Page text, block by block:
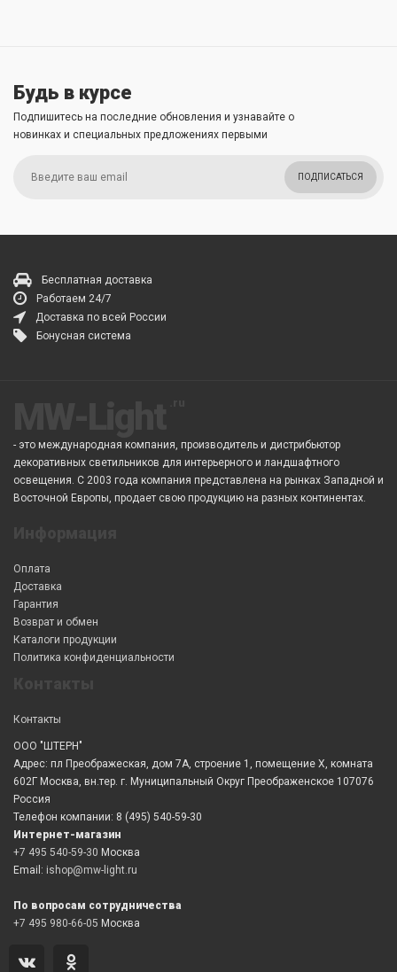
Будь в курсе
Подпишитесь на последние обновления и узнавайте о
новинках и специальных предложениях первыми
ПОДПИСАТЬСЯ
Бесплатная доставка
Работаем 24/7
Доставка по всей России
Бонусная система
- это международная компания, производитель и дистрибьютор
декоративных светильников для интерьерного и ландшафтного
освещения. С 2003 года компания представлена на рынках Западной и
Восточной Европы, продает свою продукцию на разных континентах.
Оплата
Доставка
Гарантия
Возврат и обмен
Каталоги продукции
Политика конфиденциальности
Контакты
ООО "ШТЕРН"
Адрес: пл Преображеская, дом 7А, строение 1, помещение X, комната
602Г Москва, вн.тер. г. Муниципальный Округ Преображенское 107076
Россия
Телефон компании: 8 (495) 540-59-30
Интернет-магазин
+7 495 540-59-30 Москва
Email: ishop@mw-light.ru
По вопросам сотрудничества
+7 495 980-66-05 Москва